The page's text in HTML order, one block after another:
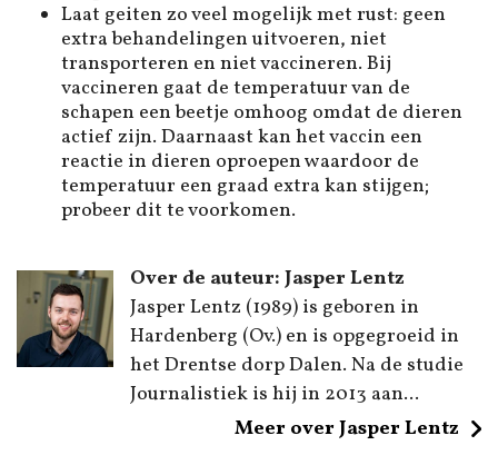
Laat geiten zo veel mogelijk met rust: geen
extra behandelingen uitvoeren, niet
transporteren en niet vaccineren. Bij
vaccineren gaat de temperatuur van de
schapen een beetje omhoog omdat de dieren
actief zijn. Daarnaast kan het vaccin een
reactie in dieren oproepen waardoor de
temperatuur een graad extra kan stijgen;
probeer dit te voorkomen.
Over de auteur: Jasper Lentz
Jasper Lentz (1989) is geboren in
Hardenberg (Ov.) en is opgegroeid in
het Drentse dorp Dalen. Na de studie
Journalistiek is hij in 2013 aan...
Meer over Jasper Lentz